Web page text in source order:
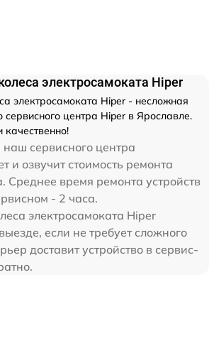
электросамоката Hiper
электросамоката Hiper - несложная
центра Hiper в Ярославле.
сервисного центра
и озвучит стоимость ремонта
Среднее время ремонта устройств
- 2 часа.
электросамоката Hiper
если не требует сложного
доставит устройство в сервис-